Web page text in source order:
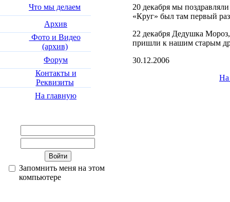
Что мы делаем
Архив
Фото и Видео
(архив)
Форум
Контакты и
Реквизиты
На главную
Запомнить меня на этом
компьютере
20 декабря мы
«Круг» был там первый
22 декабря Дедушка
пришли к нашим старым
30.12.2006
На